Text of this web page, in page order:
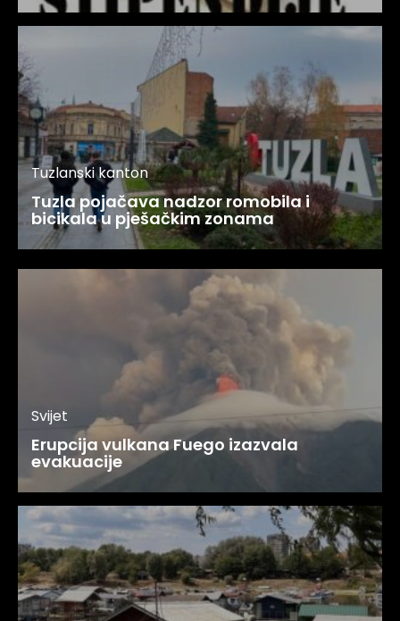
Tuzlanski kanton
Tuzla pojačava nadzor romobila i
bicikala u pješačkim zonama
Svijet
Erupcija vulkana Fuego izazvala
evakuacije